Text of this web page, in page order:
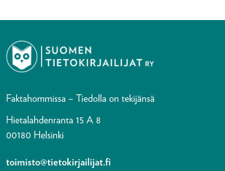
Faktahommissa – Tiedolla on tekijänsä
Hietalahdenranta 15 A 8
00180 Helsinki
toimisto@tietokirjailijat.fi